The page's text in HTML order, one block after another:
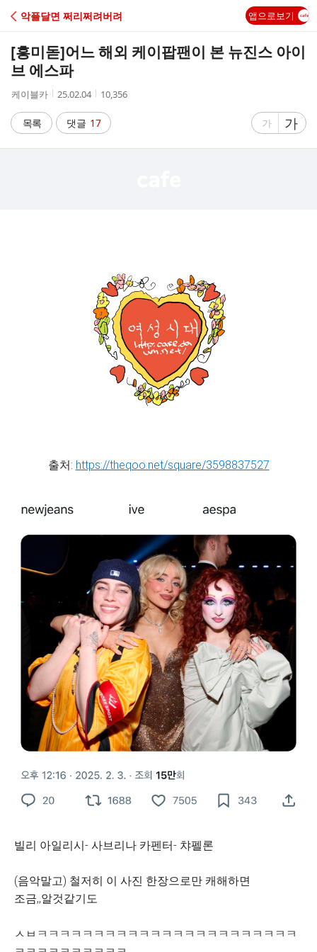
C
A
악플달면 쩌리쩌려버려 앱으로보기
[흥미돋]어느 해외 케이팝팬이 본 뉴진스 아이
브 에스파
작
자
케이블카
작
시
간
25.02.04
조
수
10,356
목록 댓글 17
글
가
글
자
가
출처: https://theqoo.net/square/3598837527
빌리 아일리시- 사브리나 카펜터- 챠펠론
(음악말고) 철저히 이 사진 한장으로만 캐해하면
조금,,알것같기도
ㅅㅂㅋㅋㅋㅋㅋㅋㅋㅋㅋㅋㅋㅋㅋㅋㅋㅋㅋㅋㅋㅋㅋㅋㅋ